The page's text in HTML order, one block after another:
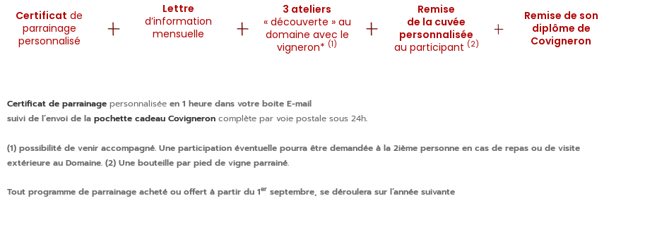
Certificat de
parrainage
personnalisé
Lettre
d’information
mensuelle
3 ateliers
« découverte » au
domaine avec le
vigneron* (1)
Remise
de la cuvée
personnalisée
au participant (2)
Remise de son
diplôme de
Covigneron
Certificat de parrainage personnalisée en 1 heure dans votre boite E-mail
suivi de l’envoi de la pochette cadeau Covigneron complète par voie postale sous 24h.
(1) possibilité de venir accompagné. Une participation éventuelle pourra être demandée à la 2ième personne en cas de repas ou de visite
extérieure au Domaine. (2) Une bouteille par pied de vigne parrainé.
Tout programme de parrainage acheté ou offert à partir du 1er septembre, se déroulera sur l’année suivante